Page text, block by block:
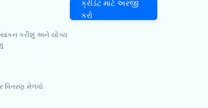
કરીશું અને યોગ્ય
વિતરણ મેળવો
ક્રેડિટ માટે અરજી
કરો